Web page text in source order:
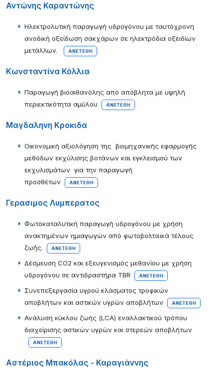
Αντώνης Καραντώνης
Ηλεκτρολυτική παραγωγή υδρογόνου με ταυτόχρονη
ανοδική οξείδωση σακχάρων σε ηλεκτρόδια οξειδίων
μετάλλων.
ΑΝΕΤΈΘΗ
Κωνσταντίνα Κόλλια
Παραγωγή βιοαιθανόλης από απόβλητα με υψηλή
περιεκτικότητα αμύλου
ΑΝΕΤΈΘΗ
Μαγδαληνη Κροκιδα
Οικονομική αξιολόγηση της βιομηχανικής εφαρμογής
μεθόδων εκχύλισης βοτάνων και εγκλεισμού των
εκχυλισμάτων για την παραγωγή
προσθέτων
ΑΝΕΤΈΘΗ
Γερασιμος Λυμπερατος
Φωτοκαταλυτική παραγωγή υδρογόνου με χρήση
ανακτημένων ημιαγωγών από φωτοβολταϊκά τέλους
ζωής.
ΑΝΕΤΈΘΗ
Δέσμευση CO2 και εξευγενισμός μεθανίου με χρήση
υδρογόνου σε αντιδραστήρα TBR
ΑΝΕΤΈΘΗ
Συνεπεξεργασία υγρού κλάσματος τροφικών
αποβλήτων και αστικών υγρών αποβλήτων
ΑΝΕΤΈΘΗ
Ανάλυση κύκλου ζωής (LCA) εναλλακτικού τρόπου
διαχείρισης αστικών υγρών και στερεών αποβλήτων
ΑΝΕΤΈΘΗ
Αστέριος Μπακόλας - Καραγιάννης